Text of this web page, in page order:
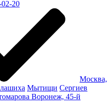
20
Москва,
Мытищи Сергиев
Воронеж, 45-й